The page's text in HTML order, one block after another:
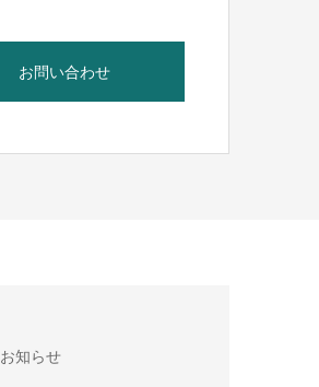
お問い合わせ
お知らせ